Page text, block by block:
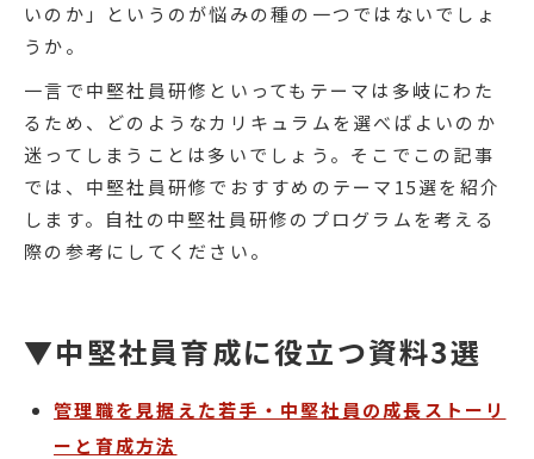
いのか」というのが悩みの種の一つではないでしょ
うか。
一言で中堅社員研修といってもテーマは多岐にわた
るため、どのようなカリキュラムを選べばよいのか
迷ってしまうことは多いでしょう。そこでこの記事
では、中堅社員研修でおすすめのテーマ15選を紹介
します。自社の中堅社員研修のプログラムを考える
際の参考にしてください。
▼中堅社員育成に役立つ資料3選
管理職を見据えた若手・中堅社員の成長ストーリ
ーと育成方法